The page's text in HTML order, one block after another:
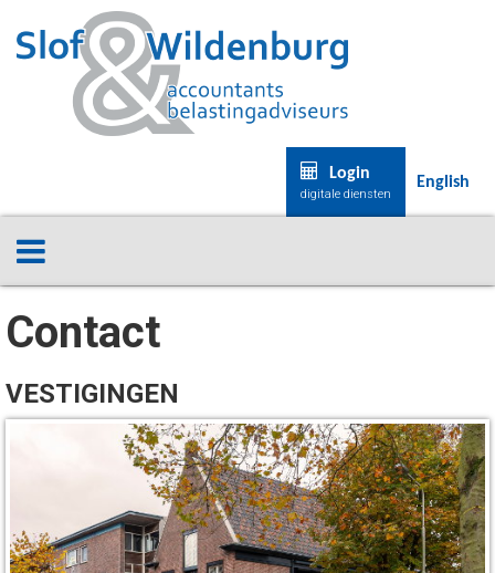
Login
digitale diensten
English
Contact
VESTIGINGEN